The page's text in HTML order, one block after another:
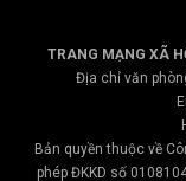
TRANG MẠNG XÃ
Địa chỉ văn
Bản quyền thuộc về
phép ĐKKD số